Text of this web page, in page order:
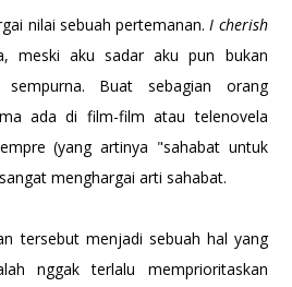
nilai sebuah pertemanan. I cherish
meski aku sadar aku pun bukan
Buat sebagian orang
ada di film-film atau telenovela
(yang artinya "sahabat untuk
menghargai arti sahabat.
tersebut menjadi sebuah hal yang
nggak terlalu memprioritaskan